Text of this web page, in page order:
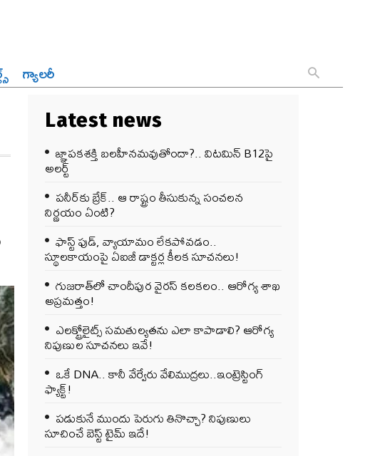
గ్యాలరీ
Latest news
జ్ఞాపకశక్తి బలహీనమవుతోందా?.. విటమిన్ B12పై
అలర్ట్
పనీర్‌కు బ్రేక్.. ఆ రాష్ట్రం తీసుకున్న సంచలన
నిర్ణయం ఏంటి?
ఫాస్ట్ ఫుడ్, వ్యాయామం లేకపోవడం..
స్థూలకాయంపై ఏఐజీ డాక్టర్ల కీలక సూచనలు!
గుజరాత్‌లో చాందీపుర వైరస్ కలకలం.. ఆరోగ్య శాఖ
అప్రమత్తం!
ఎలక్ట్రోలైట్స్ సమతుల్యతను ఎలా కాపాడాలి? ఆరోగ్య
నిపుణుల సూచనలు ఇవే!
ఒకే DNA.. కానీ వేర్వేరు వేలిముద్రలు..ఇంట్రెస్టింగ్
ఫ్యాక్ట్!
పడుకునే ముందు పెరుగు తినొచ్చా? నిపుణులు
సూచించే బెస్ట్ టైమ్ ఇదే!